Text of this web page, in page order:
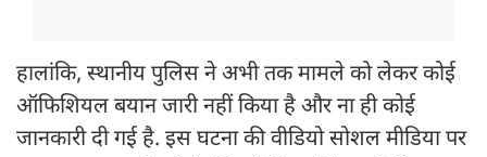
हालांकि, स्थानीय पुलिस ने अभी तक मामले को लेकर कोई
ऑफिशियल बयान जारी नहीं किया है और ना ही कोई
जानकारी दी गई है. इस घटना की वीडियो सोशल मीडिया पर